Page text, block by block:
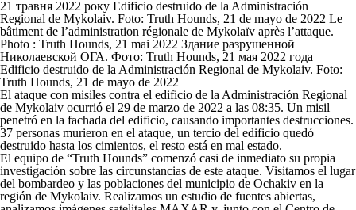
Edificio destruido de la Administración Regional de Mykolaiv. Foto:
Truth Hounds, 21 de mayo de 2022
El ataque con misiles contra el edificio de la Administración Regional
de Mykolaiv ocurrió el 29 de marzo de 2022 a las 08:35. Un misil
penetró en la fachada del edificio, causando importantes destrucciones.
37 personas murieron en el ataque, un tercio del edificio quedó
destruido hasta los cimientos, el resto está en mal estado.
El equipo de “Truth Hounds” comenzó casi de inmediato su propia
investigación sobre las circunstancias de este ataque. Visitamos el lugar
del bombardeo y las poblaciones del municipio de Ochakiv en la
región de Mykolaiv. Realizamos un estudio de fuentes abiertas,